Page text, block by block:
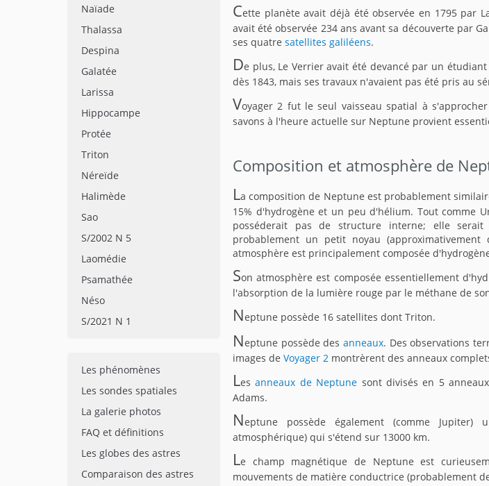
Naïade
Thalassa
Despina
Galatée
Larissa
Hippocampe
Protée
Triton
Néreïde
Halimède
Sao
S/2002 N 5
Laomédie
Psamathée
Néso
S/2021 N 1
Les phénomènes
Les sondes spatiales
La galerie photos
FAQ et définitions
Les globes des astres
Comparaison des astres
Cette planète avait déjà été observée en 1795 par
avait été observée 234 ans avant sa découverte par
ses quatre satellites galiléens.
De plus, Le Verrier avait été devancé par un
dès 1843, mais ses travaux n'avaient pas été pris au
Voyager 2 fut le seul vaisseau spatial à
savons à l'heure actuelle sur Neptune provient
Composition et atmosphère de
La composition de Neptune est probablement
15% d'hydrogène et un peu d'hélium. Tout comme
posséderait pas de structure interne; elle
probablement un petit noyau
atmosphère est principalement composée
Son atmosphère est composée essentiellement
l'absorption de la lumière rouge par le méthane de
Neptune possède 16 satellites dont Triton.
Neptune possède des anneaux. Des observations
images de Voyager 2 montrèrent des anneaux
Lesanneaux de Neptune sont divisés en 5
Adams.
Neptune possède également (comme
atmosphérique) qui s'étend sur 13000 km.
Le champ magnétique de Neptune est
mouvements de matière conductrice (probablement